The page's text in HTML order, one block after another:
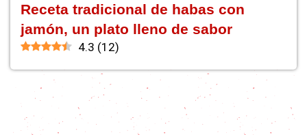
Receta tradicional de habas con
jamón, un plato lleno de sabor
4.3 (12)